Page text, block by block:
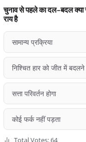
चुनाव से पहले का दल-बदल क्या
राय है
सामान्य प्रक्रिया
निश्चित हार को जीत में
सत्ता परिवर्तन होगा
कोई फर्क नहीं पड़ता
Total Votes: 64